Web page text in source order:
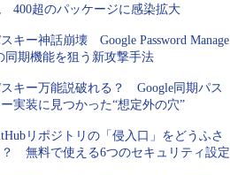
400超のパッケージに感染拡大
キー神話崩壊 Google Password Manage
同期機能を狙う新攻撃手法
キー万能説破れる？ Google同期パス
実装に見つかった“想定外の穴”
リポジトリの「侵入口」をどうふさ
無料で使える6つのセキュリティ設定